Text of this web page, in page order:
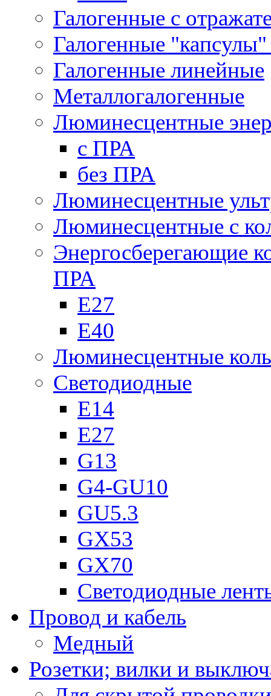
Галогенные с
Галогенные "капсулы"
Галогенные линейные
Металлогалогенные
Люминесцентные
с ПРА
без ПРА
Люминесцентные
Люминесцентные с
Энергосберегающие
ПРА
Е27
Е40
Люминесцентные
Светодиодные
Е14
Е27
G13
G4-GU10
GU5.3
GX53
GX70
Светодиодные
Провод и кабель
Медный
Розетки; вилки и